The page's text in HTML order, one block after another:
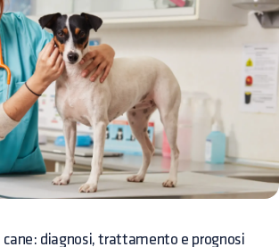
diagnosi, trattamento e prognosi